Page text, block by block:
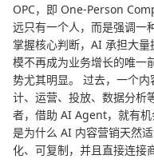
OPC，即 One-Person
远只有一个人，而是强调一
掌握核心判断，AI 承担大
模不再成为业务增长的唯一
势尤其明显。 过去，一个
计、运营、投放、数据分析
者，借助 AI Agent，就有
是为什么 AI 内容营销天然
化、可复制，并且直接连接